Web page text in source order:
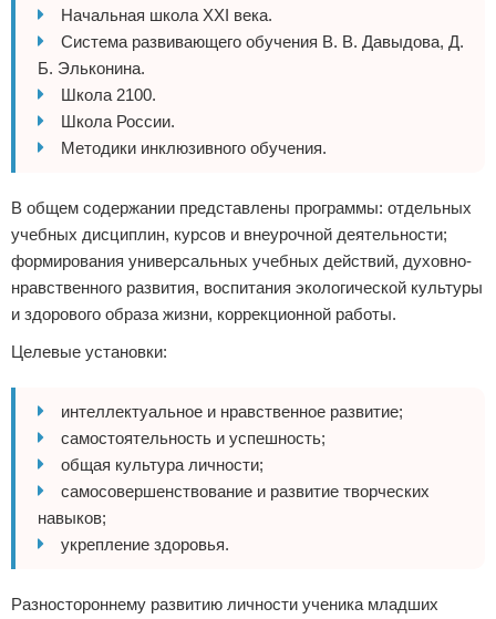
Начальная школа XXI века.
Система развивающего обучения В. В. Давыдова, Д.
Б. Эльконина.
Школа 2100.
Школа России.
Методики инклюзивного обучения.
В общем содержании представлены программы: отдельных
учебных дисциплин, курсов и внеурочной деятельности;
формирования универсальных учебных действий, духовно-
нравственного развития, воспитания экологической культуры
и здорового образа жизни, коррекционной работы.
Целевые установки:
интеллектуальное и нравственное развитие;
самостоятельность и успешность;
общая культура личности;
самосовершенствование и развитие творческих
навыков;
укрепление здоровья.
Разностороннему развитию личности ученика младших